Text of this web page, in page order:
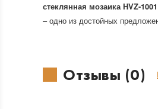
стеклянная мозаика HVZ-1001
– одно из достойных
Отзывы (0)